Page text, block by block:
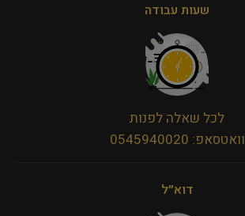
שעות עבודה
לכל שאלה לפנות
וואטסאפ: 0545940020
דוא״ל